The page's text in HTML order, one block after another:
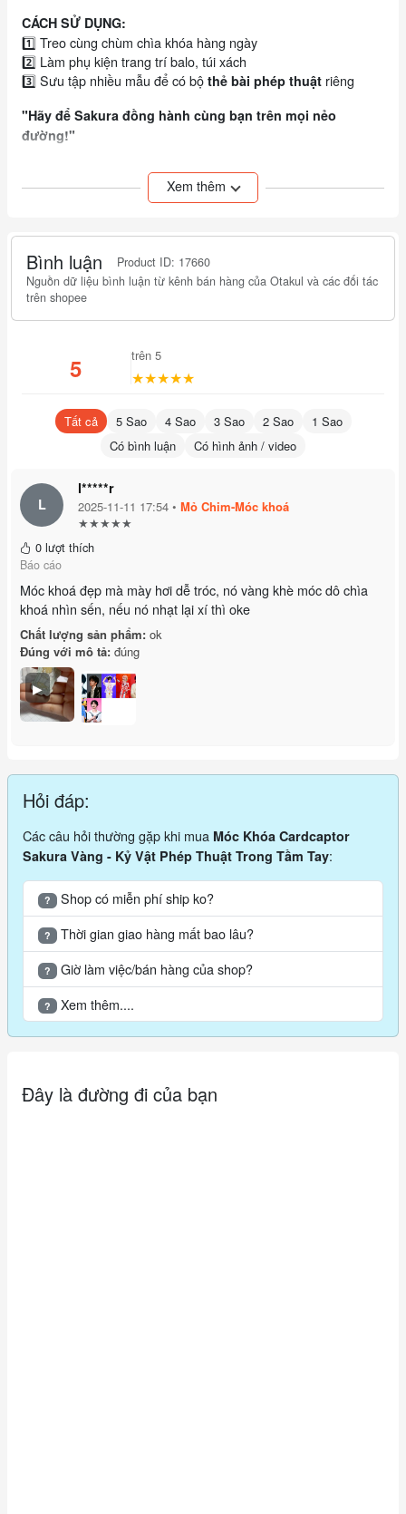
CÁCH SỬ DỤNG:
1️⃣ Treo cùng chùm chìa khóa hàng ngày
2️⃣ Làm phụ kiện trang trí balo, túi xách
3️⃣ Sưu tập nhiều mẫu để có bộ thẻ bài phép thuật riêng
"Hãy để Sakura đồng hành cùng bạn trên mọi nẻo
đường!"
#MocKhoaSakura #CardcaptorSakura #PhuKienAnime
#MocKhoaDeThuong #QuaTangFan #SakuraMagic
📌Lưu ý:
Sản phẩm là đồ lưu niệm, không phải đồ chơi trẻ em
Xem thêm
Bình luận
Product ID: 17660
Nguồn dữ liệu bình luận từ kênh bán hàng của Otakul và các đối tác
trên shopee
5 trên 5
★★★★★
Tất cả 5 Sao 4 Sao 3 Sao 2 Sao
1 Sao
Có bình luận
Có hình ảnh / video
L
l*****r
2025-11-11 17:54 • Mỏ Chim-Móc khoá
★★★★★
0 lượt thích
Báo cáo
Móc khoá đẹp mà mày hơi dễ tróc, nó vàng khè móc dô chìa
khoá nhìn sến, nếu nó nhạt lại xí thì oke
Chất lượng sản phẩm: ok
Đúng với mô tả: đúng
▶
Hỏi đáp:
Các câu hỏi thường gặp khi mua Móc Khóa Cardcaptor
Sakura Vàng - Kỷ Vật Phép Thuật Trong Tầm Tay:
? Shop có miễn phí ship ko?
? Thời gian giao hàng mất bao lâu?
? Giờ làm việc/bán hàng của shop?
? Xem thêm....
Đây là đường đi của bạn